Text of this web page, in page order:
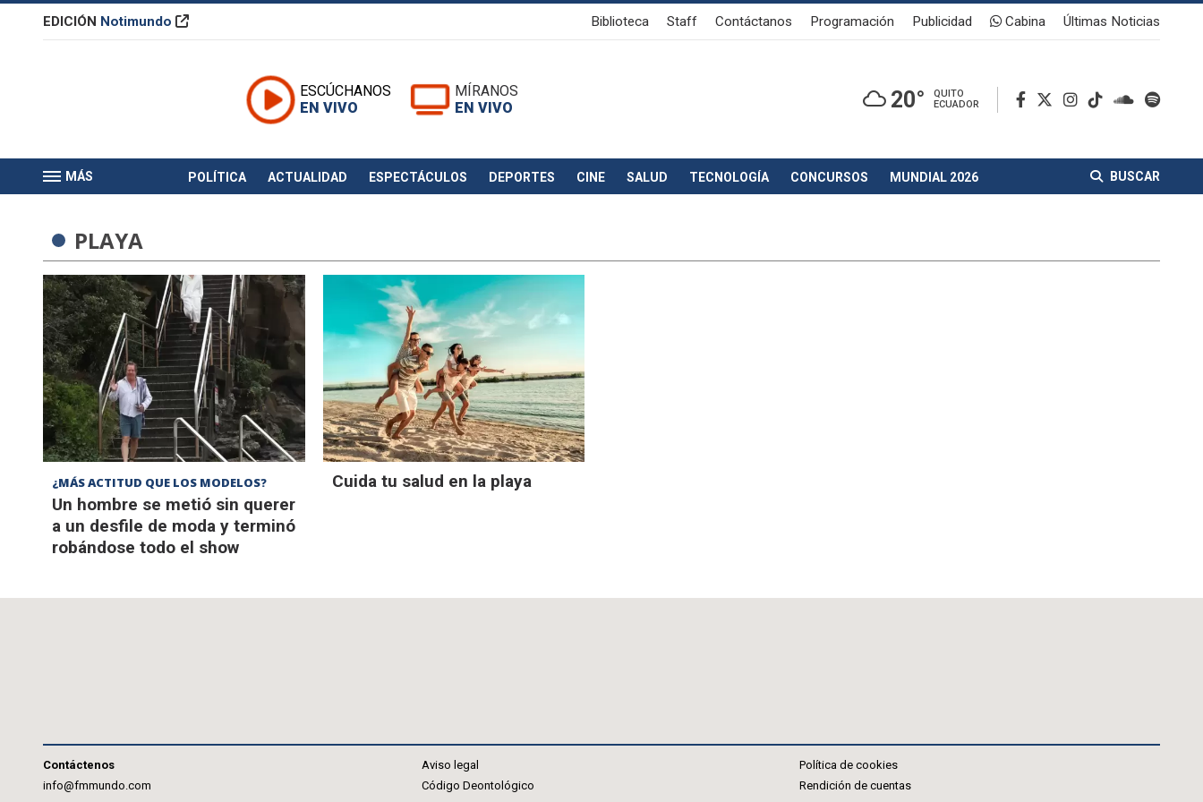
EDICIÓN Notimundo Biblioteca Staff Contáctanos Programación Publicidad Cabina Últimas Noticias
ESCÚCHANOS
EN VIVO
MÍRANOS
EN VIVO
20°
QUITO
ECUADOR
MÁS POLÍTICA ACTUALIDAD ESPECTÁCULOS DEPORTES CINE SALUD TECNOLOGÍA CONCURSOS MUNDIAL 2026 BUSCAR
PLAYA
¿MÁS ACTITUD QUE LOS MODELOS?
Un hombre se metió sin querer
a un desfile de moda y terminó
robándose todo el show
Cuida tu salud en la playa
Contáctenos
info@fmmundo.com
Aviso legal
Código Deontológico
Política de cookies
Rendición de cuentas